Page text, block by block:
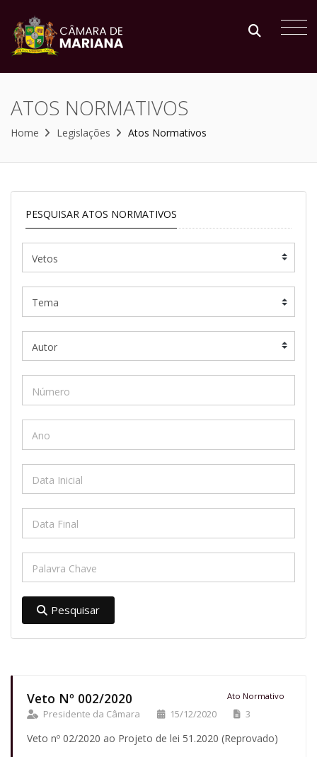
ATOS NORMATIVOS
Home Legislações Atos Normativos
Veto Nº 002/2020 Ato Normativo
Presidente da Câmara 15/12/2020 3
Veto nº 02/2020 ao Projeto de lei 51.2020 (Reprovado)
PESQUISAR ATOS NORMATIVOS
Pesquisar